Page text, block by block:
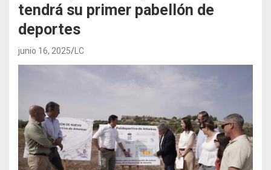
tendrá su primer pabellón de
deportes
junio 16, 2025 LC